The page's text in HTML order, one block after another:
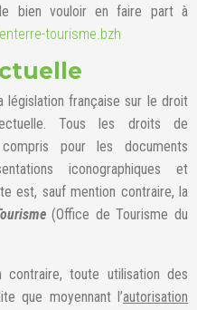
bien vouloir en faire part à
tourisme.bzh
législation française sur le droit
Tous les droits de
pour les documents
iconographiques et
est, sauf mention contraire, la
(Office de Tourisme du
contraire, toute utilisation des
que moyennant l’autorisation